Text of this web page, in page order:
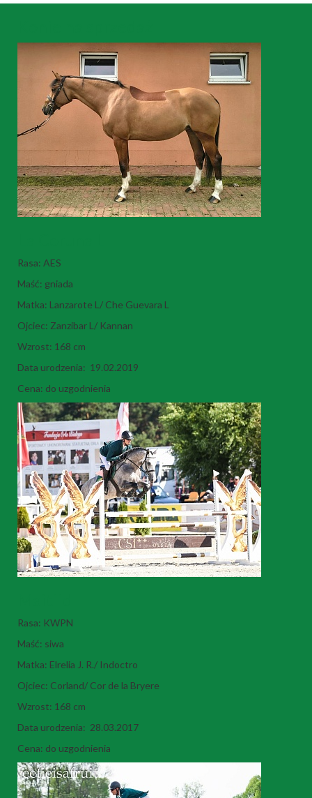
Rasa: AES
Maść: gniada
Matka: Lanzarote L/ Che Guevara L
Ojciec: Zanzibar L/ Kannan
Wzrost: 168 cm
Data urodzenia: 19.02.2019
Cena: do uzgodnienia
Rasa: KWPN
Maść: siwa
Matka: Elrelia J. R./ Indoctro
Ojciec: Corland/ Cor de la Bryere
Wzrost: 168 cm
Data urodzenia: 28.03.2017
Cena: do uzgodnienia